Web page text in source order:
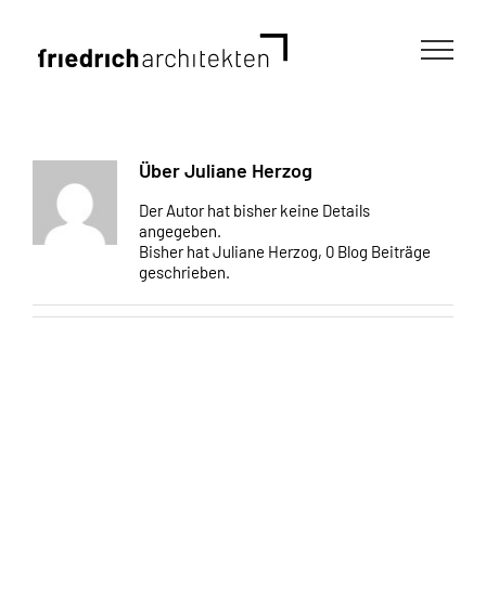
springen
ÜberJuliane Herzog
Der Autor hat bisher keine Details
angegeben.
Bisher hat Juliane Herzog, 0 Blog Beiträge
geschrieben.